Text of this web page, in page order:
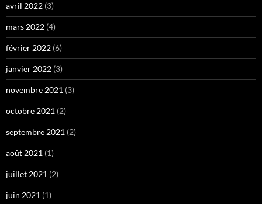
avril 2022 (3)
mars 2022 (4)
février 2022 (6)
janvier 2022 (3)
novembre 2021 (3)
octobre 2021 (2)
septembre 2021 (2)
août 2021 (1)
juillet 2021 (2)
juin 2021 (1)